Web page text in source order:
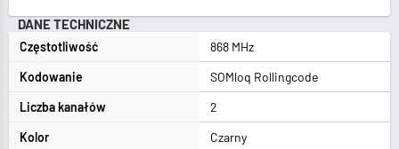
DANE TECHNICZNE
Częstotliwość
868 MHz
Kodowanie
SOMloq Rollingcode
Liczba kanałów
2
Kolor
Czarny